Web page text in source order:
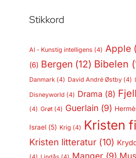
Stikkord
AI - Kunstig intelligens (4) Apple
(6) Bergen (12) Bibelen
Danmark(4) David André Østby(4)
Disneyworld (4) Drama (8) Fjell
(4) Grøt(4) Guerlain (9)
Israel(5) Krig (4) Kristen
Kristen litteratur(10)
Manger(9)